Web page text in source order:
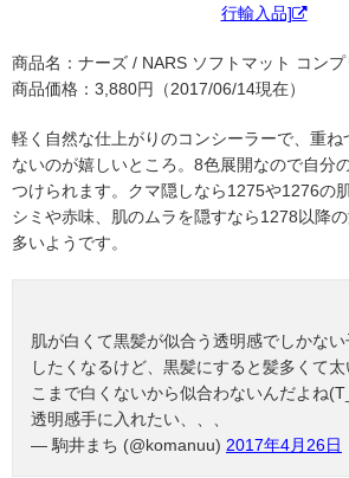
行輸入品]
商品名：ナーズ / NARS ソフトマット コン
商品価格：3,880円（2017/06/14現在）
軽く自然な仕上がりのコンシーラーで、重
ないのが嬉しいところ。8色展開なので自分
つけられます。クマ隠しなら1275や1276の
シミや赤味、肌のムラを隠すなら1278以降
多いようです。
肌が白くて黒髪が似合う透明感でしかない
したくなるけど、黒髪にすると髪多くて
こまで白くないから似合わないんだよね
透明感手に入れたい、、、
— 駒井まち (@komanuu) 2017年4月26日